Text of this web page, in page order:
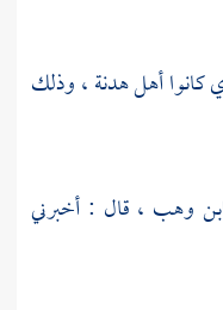
كانوا أهل هدنة ، وذلك
وهب ، قال : أخبرني